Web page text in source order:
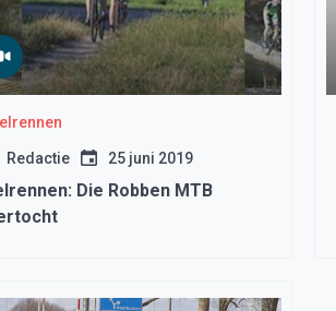
Redactie 25 juni 2019
Die Robben MTB